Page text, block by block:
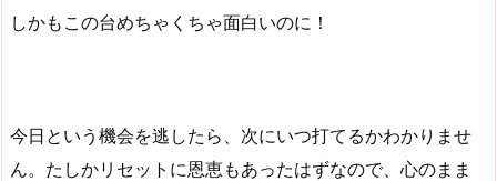
しかもこの台めちゃくちゃ面白いのに！
今日という機会を逃したら、次にいつ打てるかわかりませ
ん。たしかリセットに恩恵もあったはずなので、心のまま